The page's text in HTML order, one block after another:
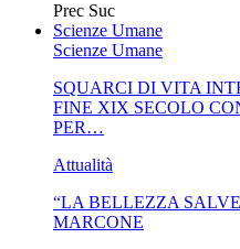
Prec Suc
Scienze Umane
Scienze Umane
SQUARCI DI VITA
FINE XIX SECOLO
PER…
Attualità
“LA BELLEZZA
MARCONE